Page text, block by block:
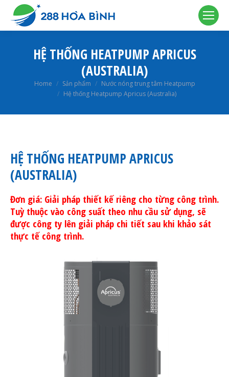
HỆ THỐNG HEATPUMP APRICUS
(AUSTRALIA)
You are here:
Home Sản phẩm
Nước nóng trung tâm Heatpump
Hệ thống Heatpump Apricus (Australia)
HỆ THỐNG HEATPUMP APRICUS
(AUSTRALIA)
Đơn giá: Giải pháp thiết kế riêng cho từng công trình.
Tuỳ thuộc vào công suất theo nhu cầu sử dụng, sẽ
được công ty lên giải pháp chi tiết sau khi khảo sát
thực tế công trình.